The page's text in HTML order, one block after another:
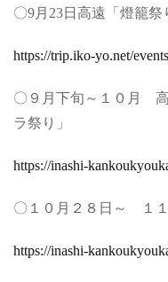
〇9月23日高遠「燈籠祭
https://trip.iko-yo.net/
〇９月下旬～１０月
ラ祭り」
https://inashi-
〇１０月２８日～ １
https://inashi-